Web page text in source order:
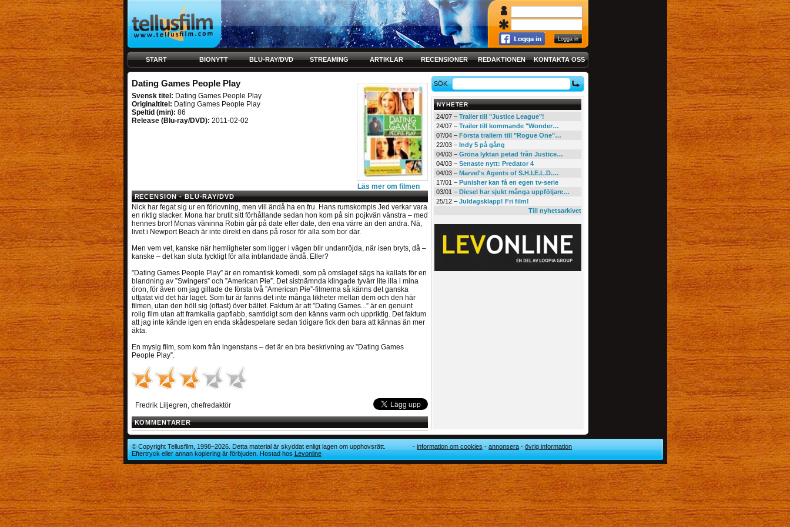
START BIONYTT BLU-RAY/DVD STREAMING ARTIKLAR RECENSIONER REDAKTIONEN KONTAKTA OSS
Dating Games People Play
Läs mer om filmen
Svensk titel: Dating Games People Play
Originaltitel: Dating Games People Play
Speltid (min): 86
Release (Blu-ray/DVD): 2011-02-02
RECENSION - BLU-RAY/DVD
Nick har fegat sig ur en förlovning, men vill ändå ha en fru. Hans rumskompis Jed verkar vara
en riktig slacker. Mona har brutit sitt förhållande sedan hon kom på sin pojkvän vänstra – med
hennes bror! Monas väninna Robin går på date efter date, den ena värre än den andra. Nä,
livet i Newport Beach är inte direkt en dans på rosor för alla som bor där.
Men vem vet, kanske när hemligheter som ligger i vägen blir undanröjda, när isen bryts, då –
kanske – det kan sluta lyckligt för alla inblandade ändå. Eller?
”Dating Games People Play” är en romantisk komedi, som på omslaget sägs ha kallats för en
blandning av ”Swingers” och ”American Pie”. Det sistnämnda klingade tyvärr lite illa i mina
öron, för även om jag gillade de första två ”American Pie”-filmerna så känns det ganska
uttjatat vid det här laget. Som tur är fanns det inte många likheter mellan dem och den här
filmen, utan den höll sig (oftast) över bältet. Faktum är att ”Dating Games...” är en genuint
rolig film utan att framkalla gapflabb, samtidigt som den känns varm och uppriktig. Det faktum
att jag inte kände igen en enda skådespelare sedan tidigare fick den bara att kännas än mer
äkta.
En mysig film, som kom från ingenstans – det är en bra beskrivning av ”Dating Games
People Play”.
Fredrik Liljegren, chefredaktör
KOMMENTARER
SÖK
NYHETER
24/07 –Trailer till "Justice League"!
24/07 –Trailer till kommande "Wonder…
07/04 –Första trailern till "Rogue One"…
22/03 –Indy 5 på gång
04/03 –Gröna lyktan petad från Justice…
04/03 –Senaste nytt: Predator 4
04/03 –Marvel's Agents of S.H.I.E.L.D.…
17/01 –Punisher kan få en egen tv-serie
03/01 –Diesel har sjukt många uppföljare…
25/12 –Juldagsklapp! Fri film!
Till nyhetsarkivet
© Copyright Tellusfilm, 1998–2026. Detta material är skyddat enligt lagen om upphovsrätt.
Eftertryck eller annan kopiering är förbjuden. Hostad hosLevonline
information om cookies annonsera övrig information